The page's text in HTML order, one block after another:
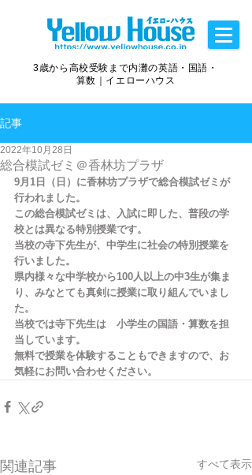
3歳から高校受験まで内灘の英語・国語・
算数｜イエローハウス
記事
総合模試ゼミ＠香林坊プラザ
2022年10月28日
9月1日（日）に香林坊プラザで総合模試ゼミが
行われました。
この総合模試ゼミは、入試に即した、普段の学
校とは異なる特別授業です。
当校の寺下先生が、中学生に社会の特別授業を
行いました。
県内様々な中学校から100人以上の中3生が集ま
り、みなとても真剣に授業に取り組んでいまし
た。
当校では寺下先生は　小学生の国語・算数を担
当しています。
無料で授業を体験することもできますので、お
気軽にお問い合わせください。
関連記事 すべて表示